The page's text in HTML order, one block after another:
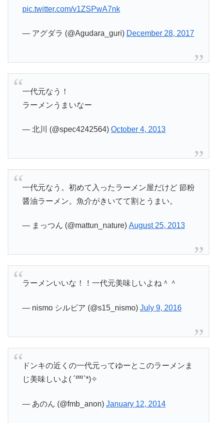
pic.twitter.com/v1ZSPwA7nk
— アグダラ (@Agudara_guri) December 28, 2017
一代元なう！
ラーメンうまいなー
— 北川 (@spec4242564) October 4, 2013
一代元なう。初めて入ったラーメン屋だけど 節粉
醤油ラーメン。魚介がきいてて割とうまい。
— まっつん (@mattun_nature) August 25, 2013
ラーメンいいな！！一代元美味しいよね＾＾
— nismo シルビア (@s15_nismo) July 9, 2016
ドンキの近くの一代元ってゆーとこのラーメンま
じ美味しいよ( ´罒`*)✧
— あのん (@fmb_anon) January 12, 2014